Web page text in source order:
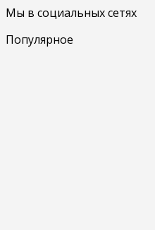
Мы в социальных сетях
Популярное